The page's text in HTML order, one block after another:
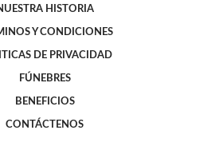
HISTORIA
Y CONDICIONES
DE PRIVACIDAD
FÚNEBRES
BENEFICIOS
CONTÁCTENOS